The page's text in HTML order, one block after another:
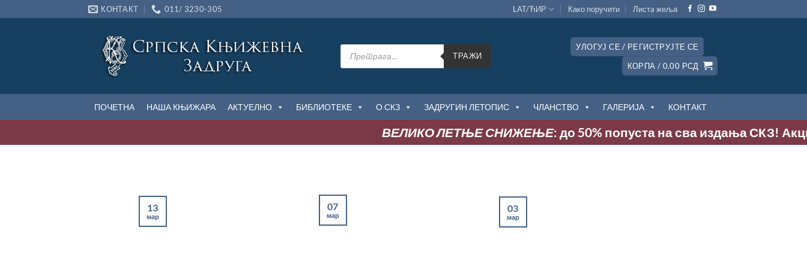
на
КОНТАКТ 011/ 3230-305 LAT/ЋИР Како поручити Листa жеља
Products
search
ТРАЖИ
УЛОГУЈ СЕ / РЕГИСТРУЈТЕ СЕ
КОРПА / 0.00 РСД
ПОЧЕТНА НАША КЊИЖАРА АКТУЕЛНО БИБЛИОТЕКЕ О СКЗ ЗАДРУГИН ЛЕТОПИС ЧЛАНСТВО ГАЛЕРИЈА КОНТАКТ
ВЕЛИКО ЛЕТЊЕ СНИЖЕЊЕ: до 50% попуста на сва издања СКЗ! Акција
13
мар
07
мар
03
мар